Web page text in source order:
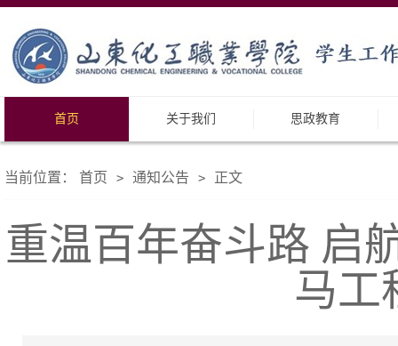
首页 关于我们 思政教育
当前位置： 首页 > 通知公告 > 正文
重温百年奋斗路 启
马工